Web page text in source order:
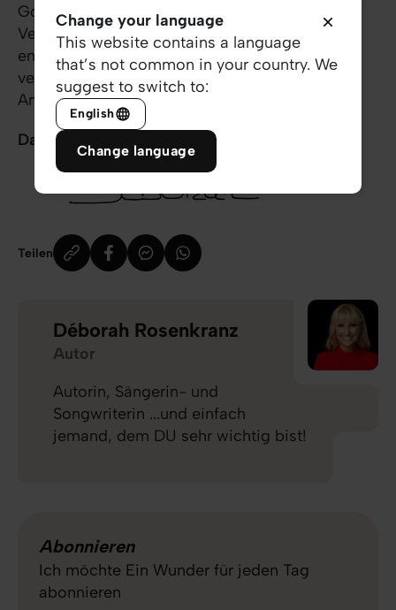
Gott für die vielen Male, in denen er dich in der
Vergangenheit schon
„ausgebremst”
entscheide dich dafür, ihm auch jetzt zu
vertrauen, während du vor der nächsten roten
Ampel stehst:Denn er will dein Bestes!
Danke für dich!
Teilen
Déborah Rosenkranz
Autor
Autorin, Sängerin- und
Songwriterin ...und einfach
jemand, dem DU sehr wichtig bist!
Abonnieren
Ich möchte Ein Wunder für jeden Tag
abonnieren
Change your language
This website contains a language
that’s not common in your country. We
suggest to switch to:
English
Change language